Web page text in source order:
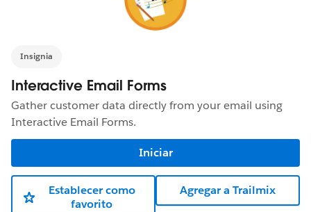
Insignia
Interactive Email Forms
Gather customer data directly from your email using
Interactive Email Forms.
Iniciar
Establecer como
favorito
Agregar a Trailmix